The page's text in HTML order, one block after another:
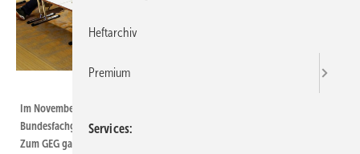
Im November in Siegburg: Während der Herbsttagung der
Bundesfachgruppe SHK dominierten Themen rund um die Wärmepumpe.
Zum GEG gab es noch keine Weiterentwicklung zu vermelden.
Heftarchiv
Premium
Services